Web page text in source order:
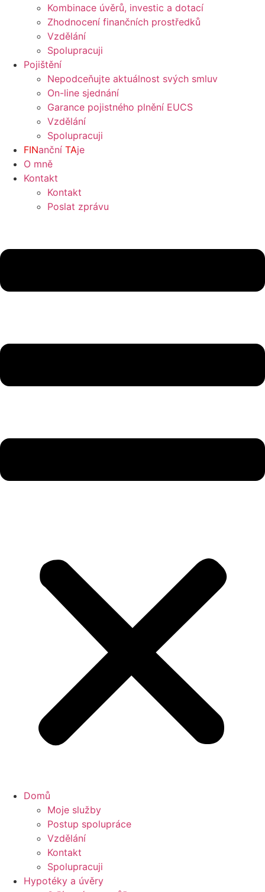
Kombinace úvěrů, investic a dotací
Zhodnocení finančních prostředků
Vzdělání
Spolupracuji
Pojištění
Nepodceňujte aktuálnost svých smluv
On-line sjednání
Garance pojistného plnění EUCS
Vzdělání
Spolupracuji
FINanční TAje
O mně
Kontakt
Kontakt
Poslat zprávu
Domů
Moje služby
Postup spolupráce
Vzdělání
Kontakt
Spolupracuji
Hypotéky a úvěry